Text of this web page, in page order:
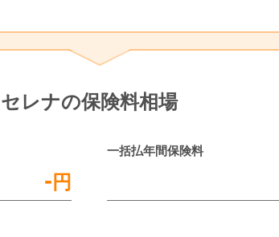
セレナの保険料相場
- 円
一括払年間保険料